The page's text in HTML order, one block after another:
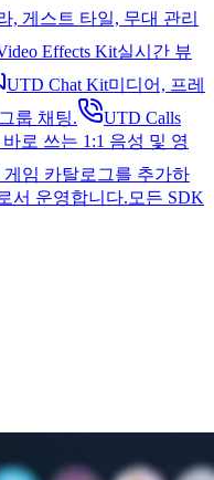
, 게스트 타일, 무대 관리
Effects Kit실시간 뷰
UTD Chat Kit미디어, 프레
룹 채팅.
UTD Calls
로 쓰는 1:1 음성 및 영
게임 카탈로그를 추가하
서 운영합니다. 모든 SDK